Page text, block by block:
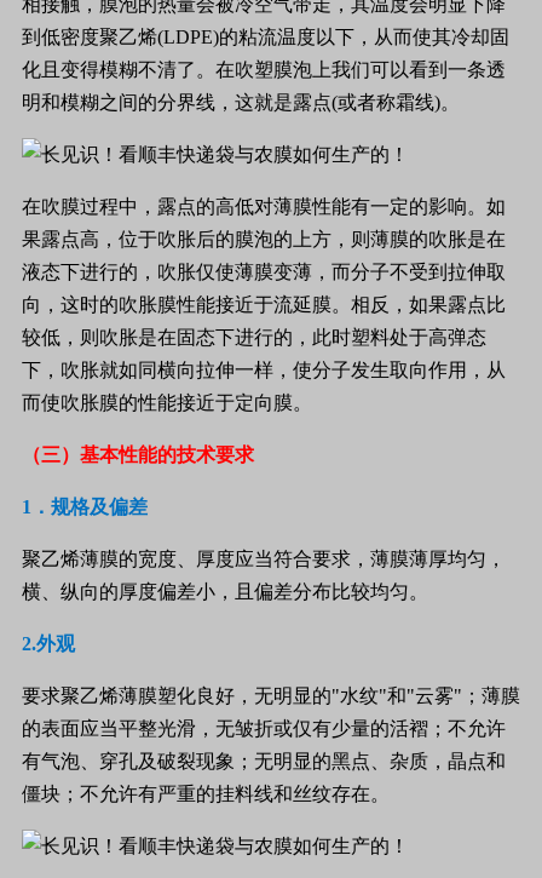
相接触，膜泡的热量会被冷空气带走，其温度会明显下降
到低密度聚乙烯(LDPE)的粘流温度以下，从而使其冷却固
化且变得模糊不清了。在吹塑膜泡上我们可以看到一条透
明和模糊之间的分界线，这就是露点(或者称霜线)。
在吹膜过程中，露点的高低对薄膜性能有一定的影响。如
果露点高，位于吹胀后的膜泡的上方，则薄膜的吹胀是在
液态下进行的，吹胀仅使薄膜变薄，而分子不受到拉伸取
向，这时的吹胀膜性能接近于流延膜。相反，如果露点比
较低，则吹胀是在固态下进行的，此时塑料处于高弹态
下，吹胀就如同横向拉伸一样，使分子发生取向作用，从
而使吹胀膜的性能接近于定向膜。
（三）基本性能的技术要求
1 ．规格及偏差
聚乙烯薄膜的宽度、厚度应当符合要求，薄膜薄厚均匀，
横、纵向的厚度偏差小，且偏差分布比较均匀。
2.外观
要求聚乙烯薄膜塑化良好，无明显的"水纹"和"云雾" ；薄膜
的表面应当平整光滑，无皱折或仅有少量的活褶；不允许
有气泡、穿孔及破裂现象；无明显的黑点、杂质，晶点和
僵块；不允许有严重的挂料线和丝纹存在。